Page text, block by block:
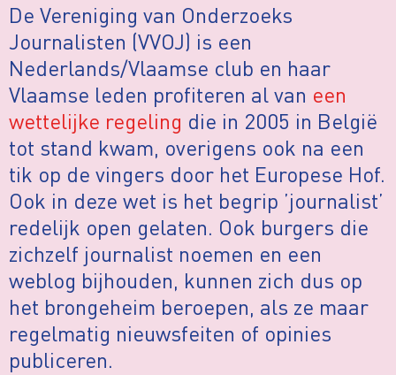
De Vereniging van Onderzoeks
Journalisten (VVOJ) is een
Nederlands/Vlaamse club en haar
Vlaamse leden profiteren al van een
wettelijke regeling die in 2005 in België
tot stand kwam, overigens ook na een
tik op de vingers door het Europese Hof.
Ook in deze wet is het begrip ’journalist’
redelijk open gelaten. Ook burgers die
zichzelf journalist noemen en een
weblog bijhouden, kunnen zich dus op
het brongeheim beroepen, als ze maar
regelmatig nieuwsfeiten of opinies
publiceren.